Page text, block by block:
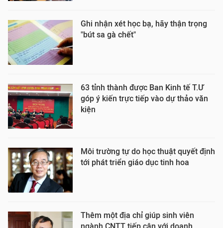
Ghi nhận xét học bạ, hãy thận trọng
"bút sa gà chết"
63 tỉnh thành được Ban Kinh tế T.Ư
góp ý kiến trực tiếp vào dự thảo văn
kiện
Môi trường tự do học thuật quyết định
tới phát triển giáo dục tinh hoa
Thêm một địa chỉ giúp sinh viên